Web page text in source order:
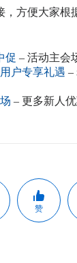
，方便大家根
促 – 活动主会
户专享礼遇 –
– 更多新人
赞